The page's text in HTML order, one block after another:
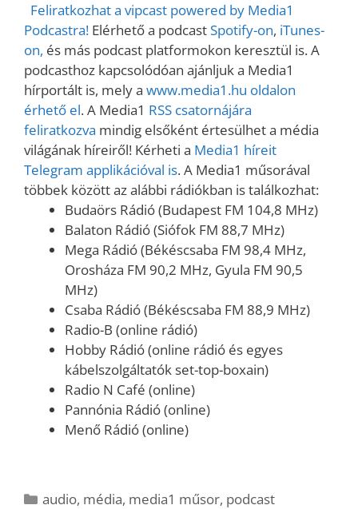
Feliratkozhat a vipcast powered by Media1
Podcastra! Elérhető a podcastSpotify-on, iTunes-
on, és más podcast platformokon keresztül is. A
podcasthoz kapcsolódóan ajánljuk a Media1
hírportált is, mely a www.media1.hu oldalon
érhető el. A Media1 RSS csatornájára
feliratkozva mindig elsőként értesülhet a média
világának híreiről! Kérheti a Media1 híreit
Telegram applikációval is. A Media1 műsorával
többek között az alábbi rádiókban is találkozhat:
Budaörs Rádió (Budapest FM 104,8 MHz)
Balaton Rádió (Siófok FM 88,7 MHz)
Mega Rádió (Békéscsaba FM 98,4 MHz,
Orosháza FM 90,2 MHz, Gyula FM 90,5
MHz)
Csaba Rádió (Békéscsaba FM 88,9 MHz)
Radio-B (online rádió)
Hobby Rádió (online rádió és egyes
kábelszolgáltatók set-top-boxain)
Radio N Café (online)
Pannónia Rádió (online)
Menő Rádió (online)
Kategória
audio, média, media1 műsor, podcast